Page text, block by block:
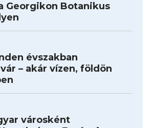
Georgikon Botanikus
évszakban
– akár vízen, földön
városként